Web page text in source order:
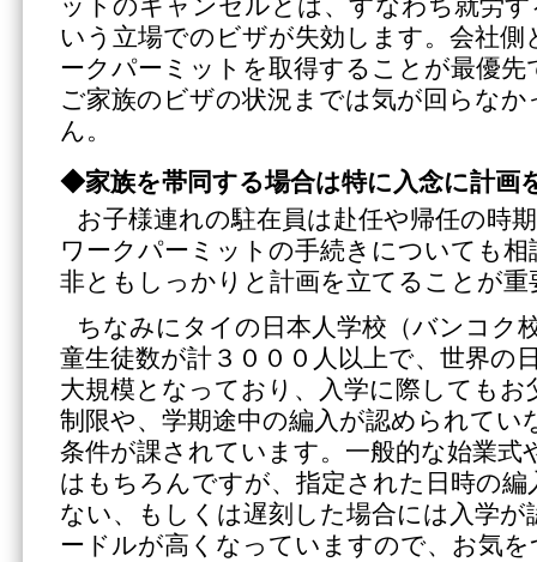
ットのキャンセルとは、すなわち就労
いう立場でのビザが失効します。会社側
ークパーミットを取得することが最優
ご家族のビザの状況までは気が回らな
ん。
◆家族を帯同する場合は特に入念に計画
お子様連れの駐在員は赴任や帰任の時
ワークパーミットの手続きについても
非ともしっかりと計画を立てることが重
ちなみにタイの日本人学校（バンコク
童生徒数が計３０００人以上で、世界の
大規模となっており、入学に際してもお
制限や、学期途中の編入が認められて
条件が課されています。一般的な始業式
はもちろんですが、指定された日時の編
ない、もしくは遅刻した場合には入学
ードルが高くなっていますので、お気